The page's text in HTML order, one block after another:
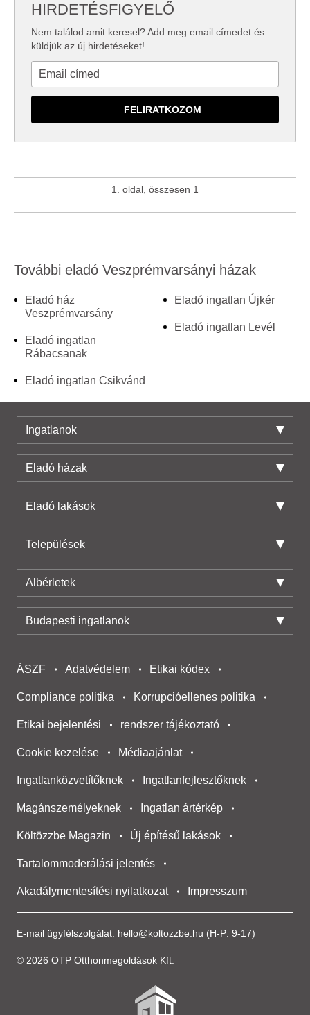
HIRDETÉSFIGYELŐ
Nem találod amit keresel? Add meg email címedet és
küldjük az új hirdetéseket!
1. oldal, összesen 1
További eladó Veszprémvarsányi házak
Eladó ház
Veszprémvarsány
Eladó ingatlan
Rábacsanak
Eladó ingatlan Csikvánd
Eladó ingatlan Újkér
Eladó ingatlan Levél
Ingatlanok
Eladó házak
Eladó lakások
Települések
Albérletek
Budapesti ingatlanok
E-mail ügyfélszolgálat: hello@koltozzbe.hu (H-P: 9-17)
© 2026 OTP Otthonmegoldások Kft.
ÁSZF Adatvédelem Etikai kódex
Compliance politika Korrupcióellenes politika
Etikai bejelentési rendszer tájékoztató
Cookie kezelése Médiaajánlat
Ingatlanközvetítőknek Ingatlanfejlesztőknek
Magánszemélyeknek Ingatlan ártérkép
Költözzbe Magazin Új építésű lakások
Tartalommoderálási jelentés
Akadálymentesítési nyilatkozat Impresszum